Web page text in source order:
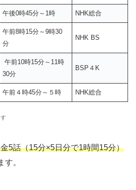
午後0時45分～1時 NHK総合
午前8時15分～9時30
分
NHK BS
午前10時15分～11時
30分
BSP４K
午前４時45分～５時 NHK総合
5話（15分×5日分で1時間15分）
す。